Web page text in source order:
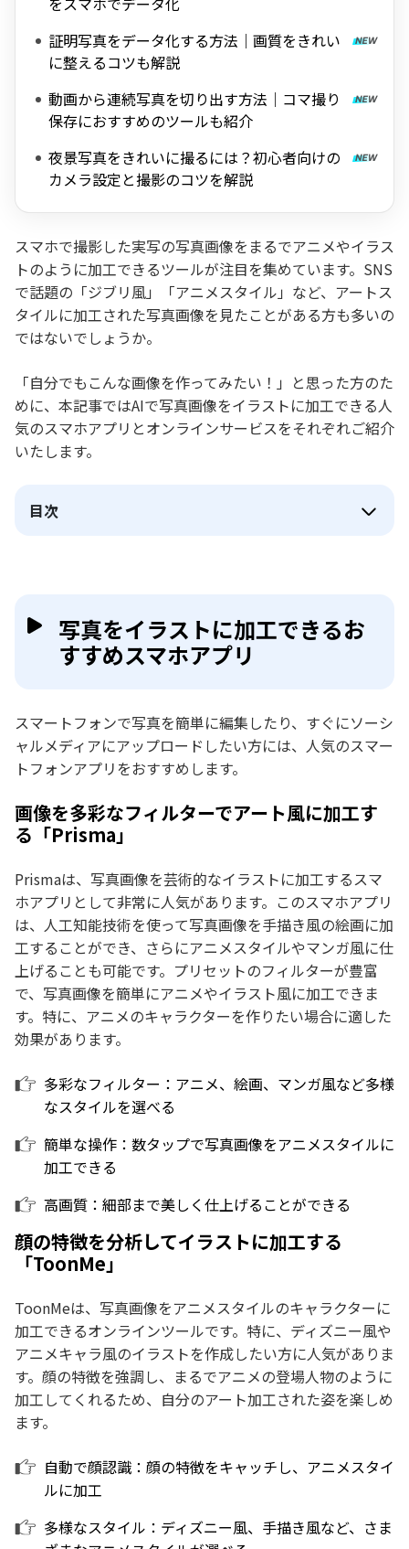
証明写真をデータ化する方法｜画質をきれい
に整えるコツも解説
動画から連続写真を切り出す方法｜コマ撮り
保存におすすめのツールも紹介
夜景写真をきれいに撮るには？初心者向けの
カメラ設定と撮影のコツを解説
スマホで撮影した実写の写真画像をまるでアニメやイラス
トのように加工できるツールが注目を集めています。SNS
で話題の「ジブリ風」「アニメスタイル」など、アートス
タイルに加工された写真画像を見たことがある方も多いの
ではないでしょうか。
「自分でもこんな画像を作ってみたい！」と思った方のた
めに、本記事ではAIで写真画像をイラストに加工できる人
気のスマホアプリとオンラインサービスをそれぞれご紹介
いたします。
目次
写真をイラストに加工できるお
すすめスマホアプリ
スマートフォンで写真を簡単に編集したり、すぐにソーシ
ャルメディアにアップロードしたい方には、人気のスマー
トフォンアプリをおすすめします。
画像を多彩なフィルターでアート風に加工す
る「Prisma」
Prismaは、写真画像を芸術的なイラストに加工するスマ
ホアプリとして非常に人気があります。このスマホアプリ
は、人工知能技術を使って写真画像を手描き風の絵画に加
工することができ、さらにアニメスタイルやマンガ風に仕
上げることも可能です。プリセットのフィルターが豊富
で、写真画像を簡単にアニメやイラスト風に加工できま
す。特に、アニメのキャラクターを作りたい場合に適した
効果があります。
多彩なフィルター：アニメ、絵画、マンガ風など多様
なスタイルを選べる
簡単な操作：数タップで写真画像をアニメスタイルに
加工できる
高画質：細部まで美しく仕上げることができる
顔の特徴を分析してイラストに加工する
「ToonMe」
ToonMeは、写真画像をアニメスタイルのキャラクターに
加工できるオンラインツールです。特に、ディズニー風や
アニメキャラ風のイラストを作成したい方に人気がありま
す。顔の特徴を強調し、まるでアニメの登場人物のように
加工してくれるため、自分のアート加工された姿を楽しめ
ます。
自動で顔認識：顔の特徴をキャッチし、アニメスタイ
ルに加工
多様なスタイル：ディズニー風、手描き風など、さま